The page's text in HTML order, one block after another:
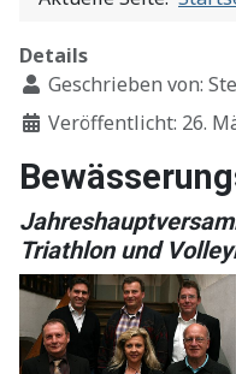
Details
Geschrieben von:
Veröffentlicht: 26.
Triathlon und